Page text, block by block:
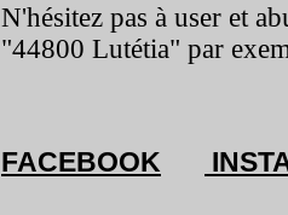
N'hésitez pas à user et
"44800 Lutétia" par
FACEBOOK